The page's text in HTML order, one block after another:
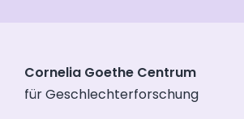
Cornelia Goethe Centrum
für Geschlechterforschung